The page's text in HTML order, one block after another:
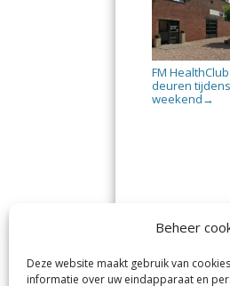
Beheer
Deze website maakt gebruik van
informatie over uw eindapparaat en
FM
deuren
weekend →